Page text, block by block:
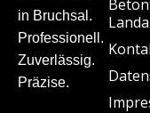
in Bruchsal.
Professionell.
Zuverlässig.
Präzise.